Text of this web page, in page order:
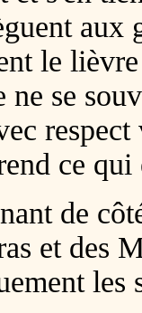
aux
le
ne se
ce
de
et des
les